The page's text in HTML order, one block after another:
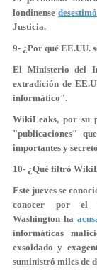
londinensedesestimó
Justicia.
9- ¿Por qué EE.UU.
El Ministerio del
extradición de
informático".
WikiLeaks, por su
"publicaciones"
importantes y
10- ¿Qué filtró
Este jueves se
conocer por el
Washington ha
informáticas
exsoldado y
suministró miles de